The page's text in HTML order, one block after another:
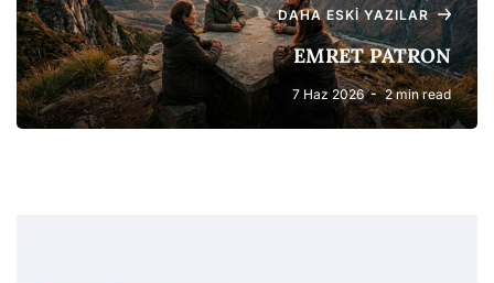
DAHA ESKI YAZILAR
EMRET PATRON
7 Haz 2026 2 min read